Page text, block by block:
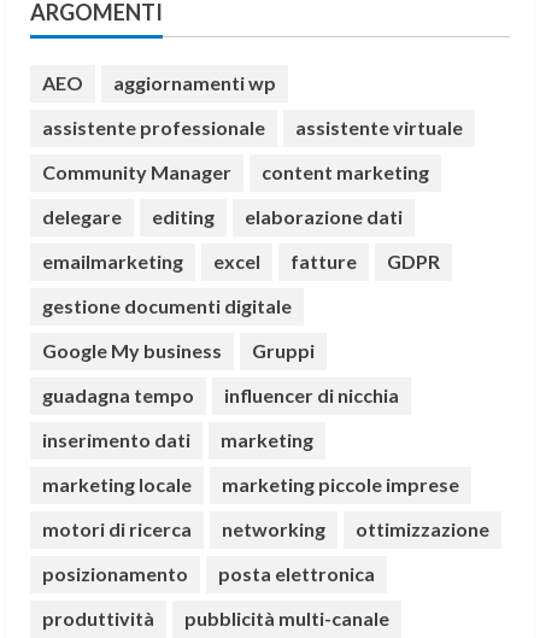
ARGOMENTI
AEO
aggiornamenti wp
assistente professionale
assistente virtuale
Community Manager
content marketing
delegare
editing
elaborazione dati
emailmarketing
excel fatture
GDPR
gestione documenti digitale
Google My business
Gruppi
guadagna tempo
influencer di nicchia
inserimento dati
marketing
marketing locale
marketing piccole imprese
motori di ricerca
networking
ottimizzazione
posizionamento
posta elettronica
produttività
pubblicità multi-canale